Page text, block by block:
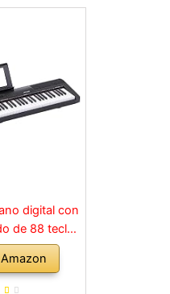
digital con
de 88 teclas
fuente
altavoces y
Negro